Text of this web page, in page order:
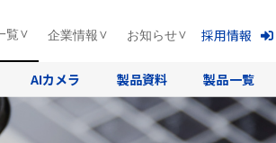
覧
AIカメラ 製品資料 製品一覧
企業情報 お知らせ 採用情報